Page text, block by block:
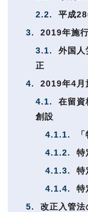
2.2.
平成
3.
2019年施
3.1.
外国人
正
4.
2019年4月
4.1.
在留資
創設
4.1.1.
4.1.2.
特
4.1.3.
特
4.1.4.
特
5.
改正入管法